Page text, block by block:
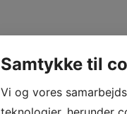
Samtykke til
Vi og vores